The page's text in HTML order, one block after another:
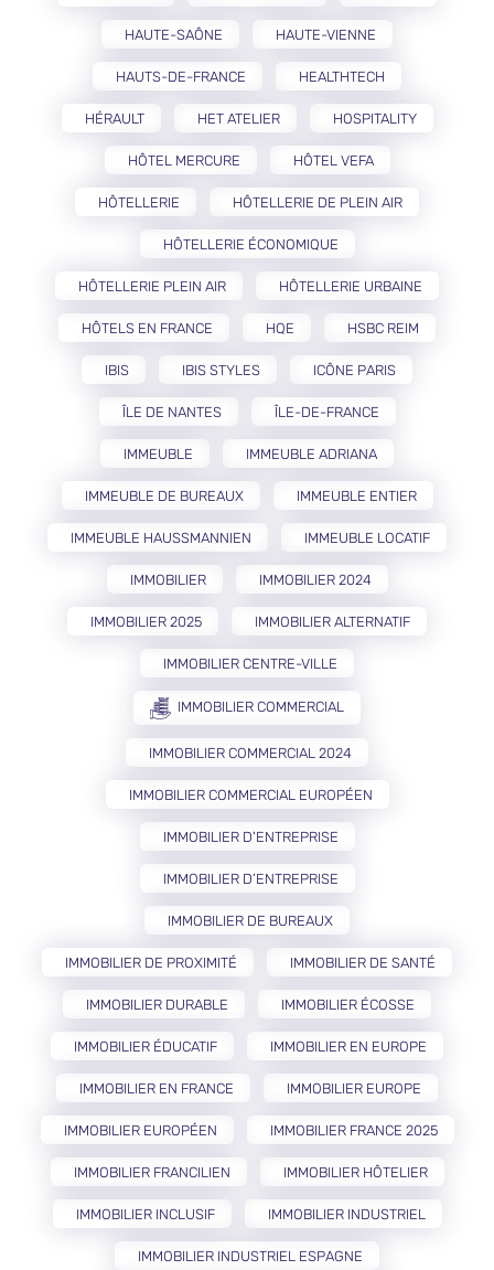
HAUTE-SAÔNE HAUTE-VIENNE
HAUTS-DE-FRANCE HEALTHTECH
HÉRAULT HET ATELIER HOSPITALITY
HÔTEL MERCURE HÔTEL VEFA
HÔTELLERIE HÔTELLERIE DE PLEIN AIR
HÔTELLERIE ÉCONOMIQUE
HÔTELLERIE PLEIN AIR HÔTELLERIE URBAINE
HÔTELS EN FRANCE HQE HSBC REIM
IBIS IBIS STYLES ICÔNE PARIS
ÎLE DE NANTES ÎLE-DE-FRANCE
IMMEUBLE IMMEUBLE ADRIANA
IMMEUBLE DE BUREAUX IMMEUBLE ENTIER
IMMEUBLE HAUSSMANNIEN IMMEUBLE LOCATIF
IMMOBILIER IMMOBILIER 2024
IMMOBILIER 2025 IMMOBILIER ALTERNATIF
IMMOBILIER CENTRE-VILLE
IMMOBILIER COMMERCIAL
IMMOBILIER COMMERCIAL 2024
IMMOBILIER COMMERCIAL EUROPÉEN
IMMOBILIER D'ENTREPRISE
IMMOBILIER D’ENTREPRISE
IMMOBILIER DE BUREAUX
IMMOBILIER DE PROXIMITÉ IMMOBILIER DE SANTÉ
IMMOBILIER DURABLE IMMOBILIER ÉCOSSE
IMMOBILIER ÉDUCATIF IMMOBILIER EN EUROPE
IMMOBILIER EN FRANCE IMMOBILIER EUROPE
IMMOBILIER EUROPÉEN IMMOBILIER FRANCE 2025
IMMOBILIER FRANCILIEN IMMOBILIER HÔTELIER
IMMOBILIER INCLUSIF IMMOBILIER INDUSTRIEL
IMMOBILIER INDUSTRIEL ESPAGNE